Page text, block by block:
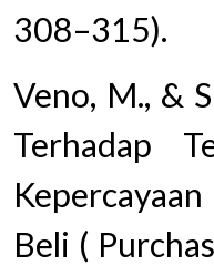
308–315).
Veno, M., &
Terhadap
Beli (